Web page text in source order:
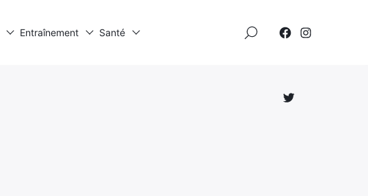
Entraînement Santé
Élément